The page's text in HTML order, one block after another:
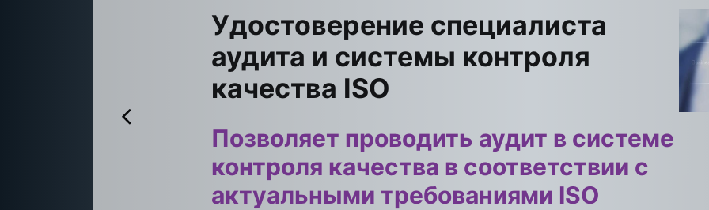
Удостоверение специалиста
аудита и системы контроля
качества ISO
Позволяет проводить аудит в системе
контроля качества в соответствии с
актуальными требованиями ISO
g